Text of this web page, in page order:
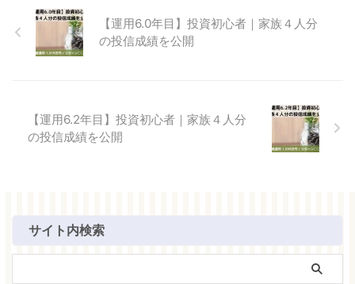
【運用6.0年目】投資初心者｜家族４人分
の投信成績を公開
【運用6.2年目】投資初心者｜家族４人分
の投信成績を公開
サイト内検索